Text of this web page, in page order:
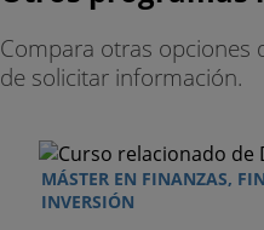
Compara otras opciones
de solicitar información.
MÁSTER EN FINANZAS,
INVERSIÓN